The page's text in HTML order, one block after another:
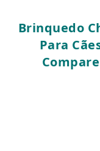
Brinquedo
Para